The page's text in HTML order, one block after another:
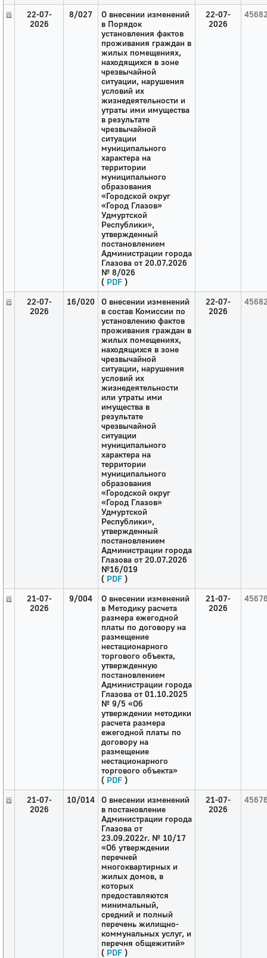
22-07-
2026
8/027
О внесении изменений
в Порядок
установления фактов
проживания граждан в
жилых помещениях,
находящихся в зоне
чрезвычайной
ситуации, нарушения
условий их
жизнедеятельности и
утраты ими имущества
в результате
чрезвычайной
ситуации
муниципального
характера на
территории
муниципального
образования
«Городской округ
«Город Глазов»
Удмуртской
Республики»,
утвержденный
постановлением
Администрации города
Глазова от 20.07.2026
№ 8/026
( PDF )
22-07-
2026
22-07-
2026
16/020
О внесении изменений
в состав Комиссии по
установлению фактов
проживания граждан в
жилых помещениях,
находящихся в зоне
чрезвычайной
ситуации, нарушения
условий их
жизнедеятельности
или утраты ими
имущества в
результате
чрезвычайной
ситуации
муниципального
характера на
территории
муниципального
образования
«Городской округ
«Город Глазов»
Удмуртской
Республики»,
утвержденный
постановлением
Администрации города
Глазова от 20.07.2026
№16/019
( PDF )
22-07-
2026
21-07-
2026
9/004
О внесении изменений
в Методику расчета
размера ежегодной
платы по договору на
размещение
нестационарного
торгового объекта,
утвержденную
постановлением
Администрации города
Глазова от 01.10.2025
№ 9/5 «Об
утверждении методики
расчета размера
ежегодной платы по
договору на
размещение
нестационарного
торгового объекта»
( PDF )
21-07-
2026
21-07-
2026
10/014
О внесении изменений
в постановление
Администрации города
Глазова от
23.09.2022г. № 10/17
«Об утверждении
перечней
многоквартирных и
жилых домов, в
которых
предоставляются
минимальный,
средний и полный
перечень жилищно-
коммунальных услуг, и
перечня общежитий»
( PDF )
21-07-
2026